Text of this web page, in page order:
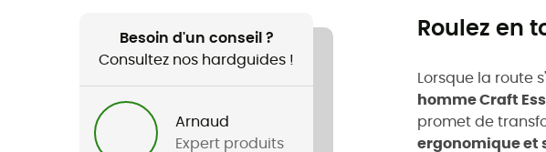
Besoin d'un conseil ?
Consultez nos hardguides !
Arnaud
Expert produits
Roulez en
Lorsque la route
homme Craft
promet de
ergonomique et